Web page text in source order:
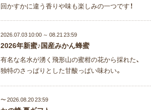
回かすかに違う香りや味も楽しみの一つです！
2026.07.03 10:00 ～ 08.21 23:59
2026年新蜜♪国産みかん蜂蜜
有名な名水が湧く飛形山の蜜柑の花から採れた、
独特のさっぱりとした甘酸っぱい味わい。
〜 2026.08.20 23:59